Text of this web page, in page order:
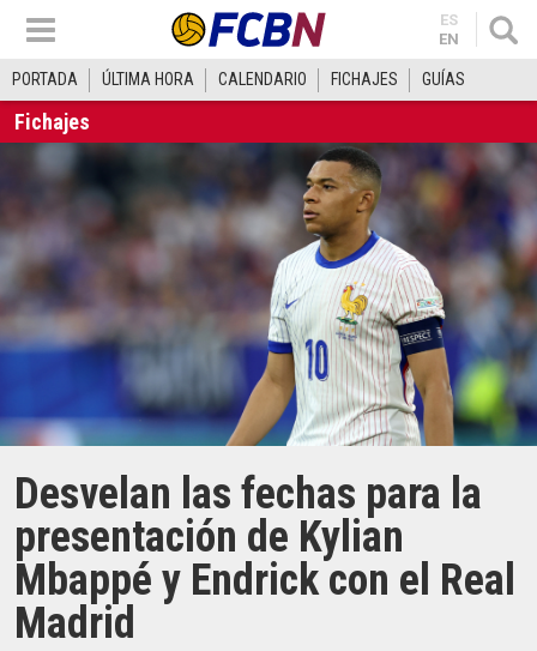
ES
EN
PORTADA ÚLTIMA HORA CALENDARIO FICHAJES GUÍAS
Fichajes
Desvelan las fechas para la
presentación de Kylian
Mbappé y Endrick con el Real
Madrid